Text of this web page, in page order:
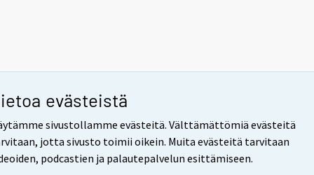
evästeistä
sivustollamme evästeitä. Välttämättömiä evästeitä
jotta sivusto toimii oikein. Muita evästeitä tarvitaan
podcastien ja palautepalvelun esittämiseen.